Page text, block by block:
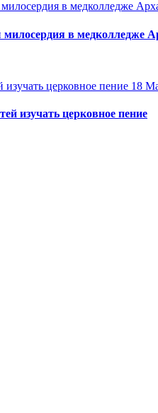
в медколледже
18
изучать церковное пение